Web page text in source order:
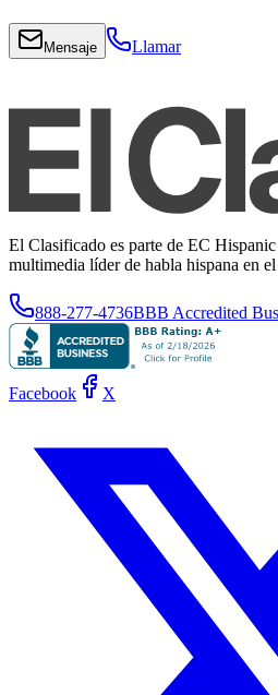
Mensaje Llamar
El Clasificado es parte de EC
multimedia líder de habla hispana en
888-277-4736BBB Accredited
Facebook X